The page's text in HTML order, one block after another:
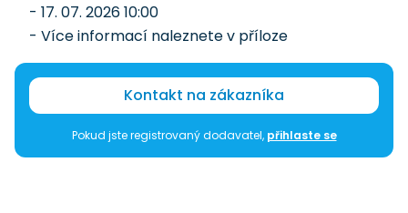
- 17. 07. 2026 10:00
- Více informací naleznete v příloze
Kontakt na zákazníka
Pokud jste registrovaný dodavatel, přihlaste se